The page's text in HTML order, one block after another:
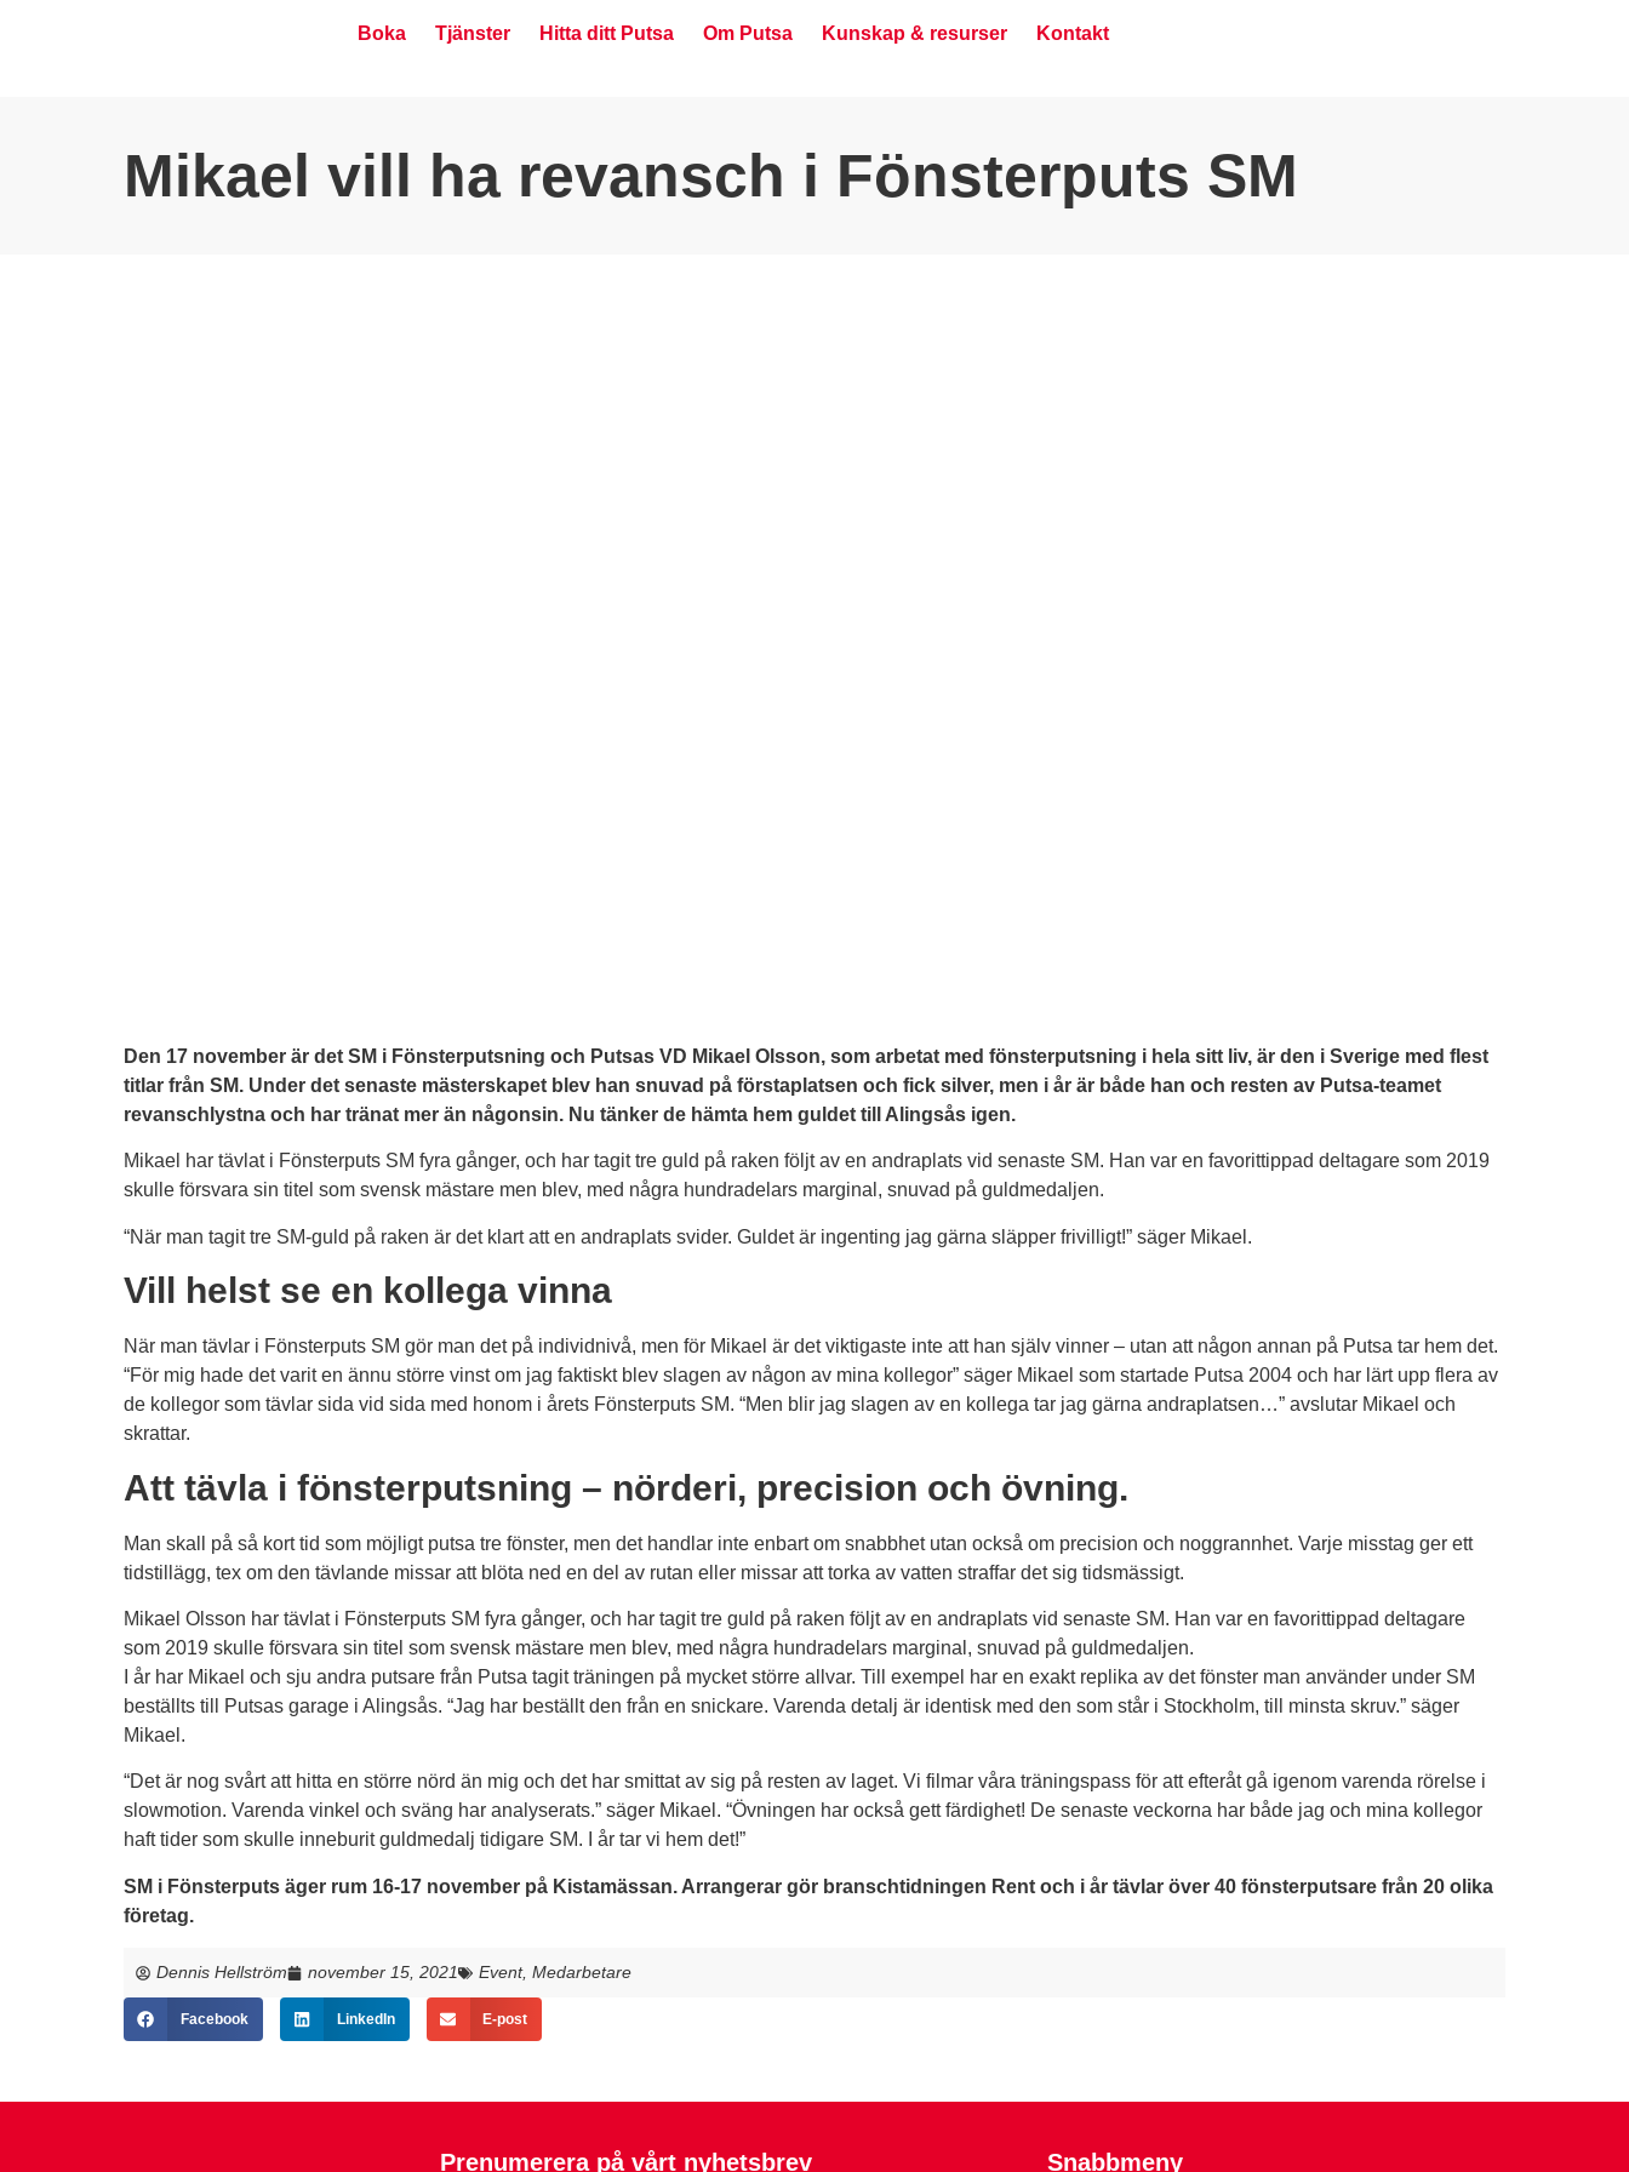
Boka Tjänster Hitta ditt Putsa Om Putsa Kunskap & resurser Kontakt
Mikael vill ha revansch i Fönsterputs SM
Den 17 november är det SM i Fönsterputsning och Putsas VD Mikael Olsson, som arbetat med fönsterputsning i hela sitt liv, är den i Sverige med flest
titlar från SM. Under det senaste mästerskapet blev han snuvad på förstaplatsen och fick silver, men i år är både han och resten av Putsa-teamet
revanschlystna och har tränat mer än någonsin. Nu tänker de hämta hem guldet till Alingsås igen.
Mikael har tävlat i Fönsterputs SM fyra gånger, och har tagit tre guld på raken följt av en andraplats vid senaste SM. Han var en favorittippad deltagare som 2019
skulle försvara sin titel som svensk mästare men blev, med några hundradelars marginal, snuvad på guldmedaljen.
“När man tagit tre SM-guld på raken är det klart att en andraplats svider. Guldet är ingenting jag gärna släpper frivilligt!” säger Mikael.
Vill helst se en kollega vinna
När man tävlar i Fönsterputs SM gör man det på individnivå, men för Mikael är det viktigaste inte att han själv vinner – utan att någon annan på Putsa tar hem det.
“För mig hade det varit en ännu större vinst om jag faktiskt blev slagen av någon av mina kollegor” säger Mikael som startade Putsa 2004 och har lärt upp flera av
de kollegor som tävlar sida vid sida med honom i årets Fönsterputs SM. “Men blir jag slagen av en kollega tar jag gärna andraplatsen…” avslutar Mikael och
skrattar.
Att tävla i fönsterputsning ­– nörderi, precision och övning.
Man skall på så kort tid som möjligt putsa tre fönster, men det handlar inte enbart om snabbhet utan också om precision och noggrannhet. Varje misstag ger ett
tidstillägg, tex om den tävlande missar att blöta ned en del av rutan eller missar att torka av vatten straffar det sig tidsmässigt.
Mikael Olsson har tävlat i Fönsterputs SM fyra gånger, och har tagit tre guld på raken följt av en andraplats vid senaste SM. Han var en favorittippad deltagare
som 2019 skulle försvara sin titel som svensk mästare men blev, med några hundradelars marginal, snuvad på guldmedaljen.
I år har Mikael och sju andra putsare från Putsa tagit träningen på mycket större allvar. Till exempel har en exakt replika av det fönster man använder under SM
beställts till Putsas garage i Alingsås. “Jag har beställt den från en snickare. Varenda detalj är identisk med den som står i Stockholm, till minsta skruv.” säger
Mikael.
“Det är nog svårt att hitta en större nörd än mig och det har smittat av sig på resten av laget. Vi filmar våra träningspass för att efteråt gå igenom varenda rörelse i
slowmotion. Varenda vinkel och sväng har analyserats.” säger Mikael. “Övningen har också gett färdighet! De senaste veckorna har både jag och mina kollegor
haft tider som skulle inneburit guldmedalj tidigare SM. I år tar vi hem det!”
SM i Fönsterputs äger rum 16-17 november på Kistamässan. Arrangerar gör branschtidningen Rent och i år tävlar över 40 fönsterputsare från 20 olika
företag.
Dennis Hellström november 15, 2021 Event, Medarbetare
Facebook LinkedIn E-post
Prenumerera på vårt nyhetsbrev Snabbmeny